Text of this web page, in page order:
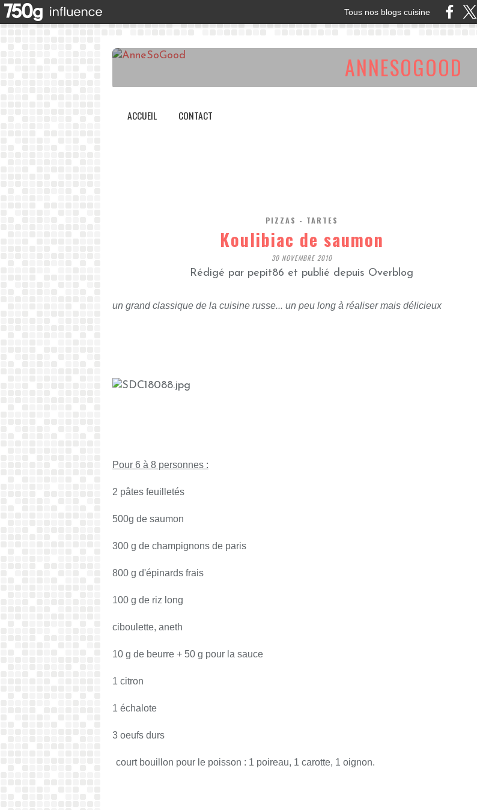
Tous nos blogs cuisine
ANNESOGOOD
ACCUEIL CONTACT
PIZZAS - TARTES
Koulibiac de saumon
30 NOVEMBRE 2010
Rédigé par pepit86 et publié depuis Overblog
un grand classique de la cuisine russe... un peu long à réaliser mais délicieux
Pour 6 à 8 personnes :
2 pâtes feuilletés
500g de saumon
300 g de champignons de paris
800 g d'épinards frais
100 g de riz long
ciboulette, aneth
10 g de beurre + 50 g pour la sauce
1 citron
1 échalote
3 oeufs durs
court bouillon pour le poisson : 1 poireau, 1 carotte, 1 oignon.